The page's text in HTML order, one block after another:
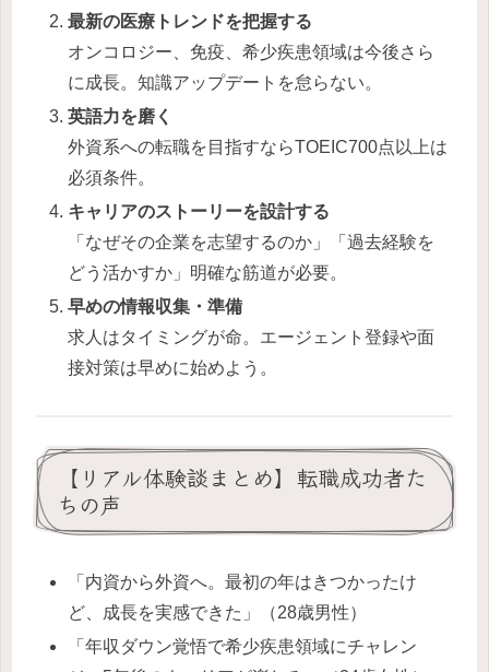
最新の医療トレンドを把握する
オンコロジー、免疫、希少疾患領域は今後さら
に成長。知識アップデートを怠らない。
英語力を磨く
外資系への転職を目指すならTOEIC700点以上は
必須条件。
キャリアのストーリーを設計する
「なぜその企業を志望するのか」「過去経験を
どう活かすか」明確な筋道が必要。
早めの情報収集・準備
求人はタイミングが命。エージェント登録や面
接対策は早めに始めよう。
【リアル体験談まとめ】転職成功者た
ちの声
「内資から外資へ。最初の年はきつかったけ
ど、成長を実感できた」（28歳男性）
「年収ダウン覚悟で希少疾患領域にチャレン